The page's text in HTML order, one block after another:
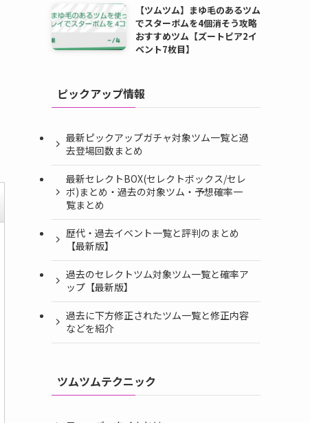
【ツムツム】まゆ毛のあるツム
でスターボムを4個消そう攻略
おすすめツム【ズートピア2イ
ベント7枚目】
ピックアップ情報
最新ピックアップガチャ対象ツム一覧と過
去登場回数まとめ
最新セレクトBOX(セレクトボックス/セレ
ボ)まとめ・過去の対象ツム・予想確率一
覧まとめ
歴代・過去イベント一覧と評判のまとめ
【最新版】
過去のセレクトツム対象ツム一覧と確率ア
ップ【最新版】
過去に下方修正されたツム一覧と修正内容
などを紹介
ツムツムテクニック